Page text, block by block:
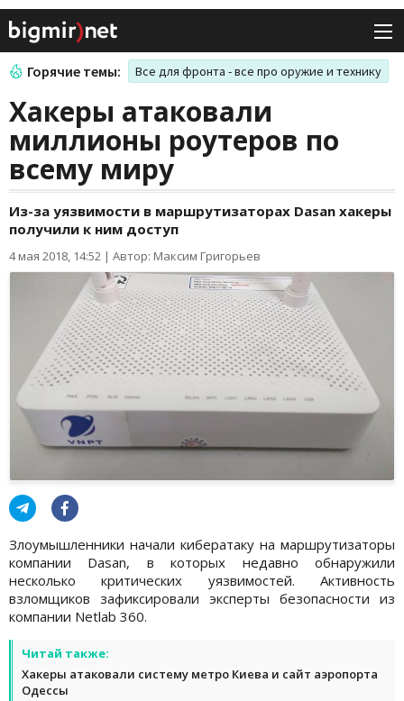
Горячие темы: Все для фронта - все про оружие и технику
Хакеры атаковали
миллионы роутеров по
всему миру
Из-за уязвимости в маршрутизаторах Dasan хакеры
получили к ним доступ
4 мая 2018, 14:52 | Автор: Максим Григорьев
Злоумышленники начали кибератаку на маршрутизаторы
компании Dasan, в которых недавно обнаружили
несколько критических уязвимостей. Активность
взломщиков зафиксировали эксперты безопасности из
компании Netlab 360.
Читай также:
Хакеры атаковали систему метро Киева и сайт аэропорта
Одессы